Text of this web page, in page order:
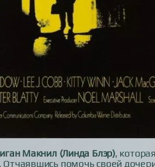
Макнил (Линда Блэр),
помочь своей